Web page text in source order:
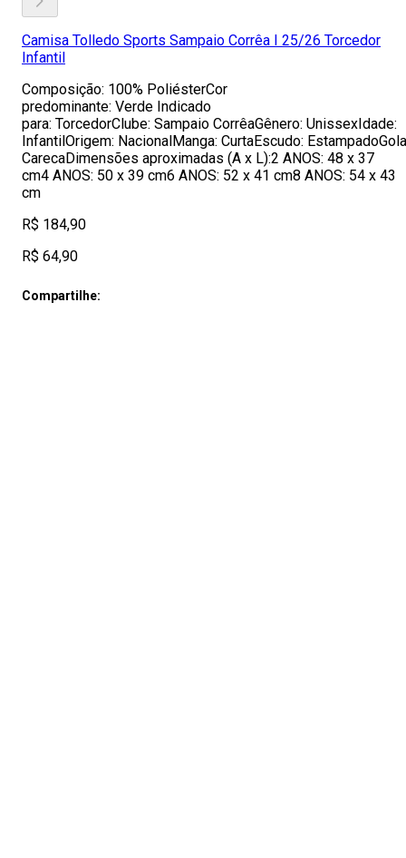
Camisa Tolledo Sports Sampaio Corrêa I 25/26 Torcedor
Infantil
Composição: 100% PoliésterCor
predominante: Verde Indicado
para: TorcedorClube: Sampaio CorrêaGênero: UnissexIdade:
InfantilOrigem: NacionalManga: CurtaEscudo:
CarecaDimensões aproximadas (A x L):2 ANOS: 48 x 37
cm4 ANOS: 50 x 39 cm6 ANOS: 52 x 41 cm8 ANOS: 54 x 43
cm
R$ 184,90
R$ 64,90
Compartilhe: